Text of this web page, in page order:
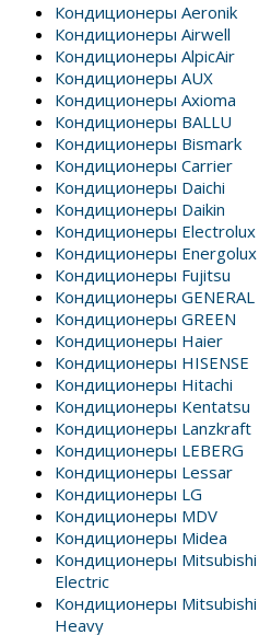
Кондиционеры Aeronik
Кондиционеры Airwell
Кондиционеры AlpicAir
Кондиционеры AUX
Кондиционеры Axioma
Кондиционеры BALLU
Кондиционеры Bismark
Кондиционеры Carrier
Кондиционеры Daichi
Кондиционеры Daikin
Кондиционеры Electrolux
Кондиционеры Energolux
Кондиционеры Fujitsu
Кондиционеры GENERAL
Кондиционеры GREEN
Кондиционеры Haier
Кондиционеры HISENSE
Кондиционеры Hitachi
Кондиционеры Kentatsu
Кондиционеры Lanzkraft
Кондиционеры LEBERG
Кондиционеры Lessar
Кондиционеры LG
Кондиционеры MDV
Кондиционеры Midea
Кондиционеры Mitsubishi
Electric
Кондиционеры Mitsubishi
Heavy